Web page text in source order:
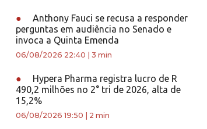
●
Anthony Fauci se recusa a responder
perguntas em audiência no Senado e
invoca a Quinta Emenda
06/08/2026 22:40 3 min
●
Hypera Pharma registra lucro de R
490,2 milhões no 2° tri de 2026, alta de
15,2%
06/08/2026 19:50 2 min